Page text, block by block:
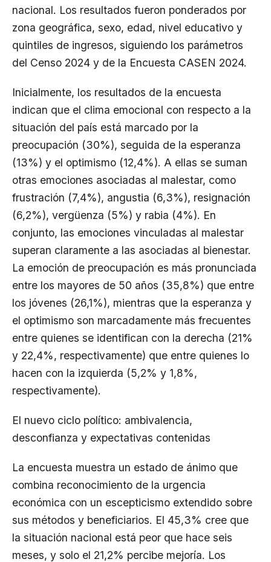
nacional. Los resultados fueron ponderados por
zona geográfica, sexo, edad, nivel educativo y
quintiles de ingresos, siguiendo los parámetros
del Censo 2024 y de la Encuesta CASEN 2024.
Inicialmente, los resultados de la encuesta
indican que el clima emocional con respecto a la
situación del país está marcado por la
preocupación (30%), seguida de la esperanza
(13%) y el optimismo (12,4%). A ellas se suman
otras emociones asociadas al malestar, como
frustración (7,4%), angustia (6,3%), resignación
(6,2%), vergüenza (5%) y rabia (4%). En
conjunto, las emociones vinculadas al malestar
superan claramente a las asociadas al bienestar.
La emoción de preocupación es más pronunciada
entre los mayores de 50 años (35,8%) que entre
los jóvenes (26,1%), mientras que la esperanza y
el optimismo son marcadamente más frecuentes
entre quienes se identifican con la derecha (21%
y 22,4%, respectivamente) que entre quienes lo
hacen con la izquierda (5,2% y 1,8%,
respectivamente).
El nuevo ciclo político: ambivalencia,
desconfianza y expectativas contenidas
La encuesta muestra un estado de ánimo que
combina reconocimiento de la urgencia
económica con un escepticismo extendido sobre
sus métodos y beneficiarios. El 45,3% cree que
la situación nacional está peor que hace seis
meses, y solo el 21,2% percibe mejoría. Los